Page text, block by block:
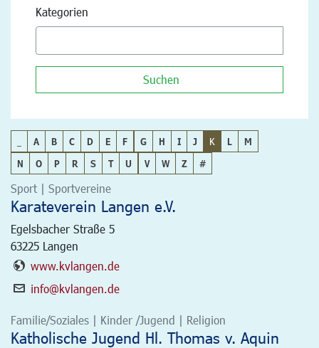
Kategorien
Suchen
A B C D E F G H I J K L
M
N
O P R S T U V W Z #
Sport | Sportvereine
Karateverein Langen e.V.
Egelsbacher Straße 5
63225 Langen
www.kvlangen.de
info@kvlangen.de
Familie/Soziales | Kinder /Jugend | Religion
Katholische Jugend Hl. Thomas v. Aquin